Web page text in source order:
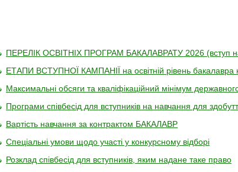
ПЕРЕЛІК ОСВІТНІХ ПРОГРАМ БАКАЛАВРАТУ 2026 (вступ
ЕТАПИ ВСТУПНОЇ КАМПАНІЇ на освітній рівень бакалавра
Максимальні обсяги та кваліфікаційний мінімум
Програми співбесід для вступників на навчання для
Вартість навчання за контрактом БАКАЛАВР
Спеціальні умови щодо участі у конкурсному відборі
Розклад співбесід для вступників, яким надане таке право